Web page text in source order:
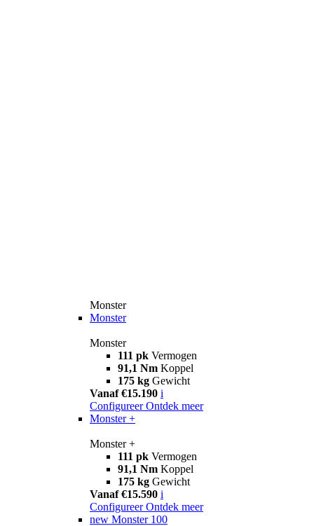
Monster
Monster
Monster
111 pk Vermogen
91,1 Nm Koppel
175 kg Gewicht
Vanaf €15.190 i
Configureer Ontdek meer
Monster +
Monster +
111 pk Vermogen
91,1 Nm Koppel
175 kg Gewicht
Vanaf €15.590 i
Configureer Ontdek meer
new Monster 100